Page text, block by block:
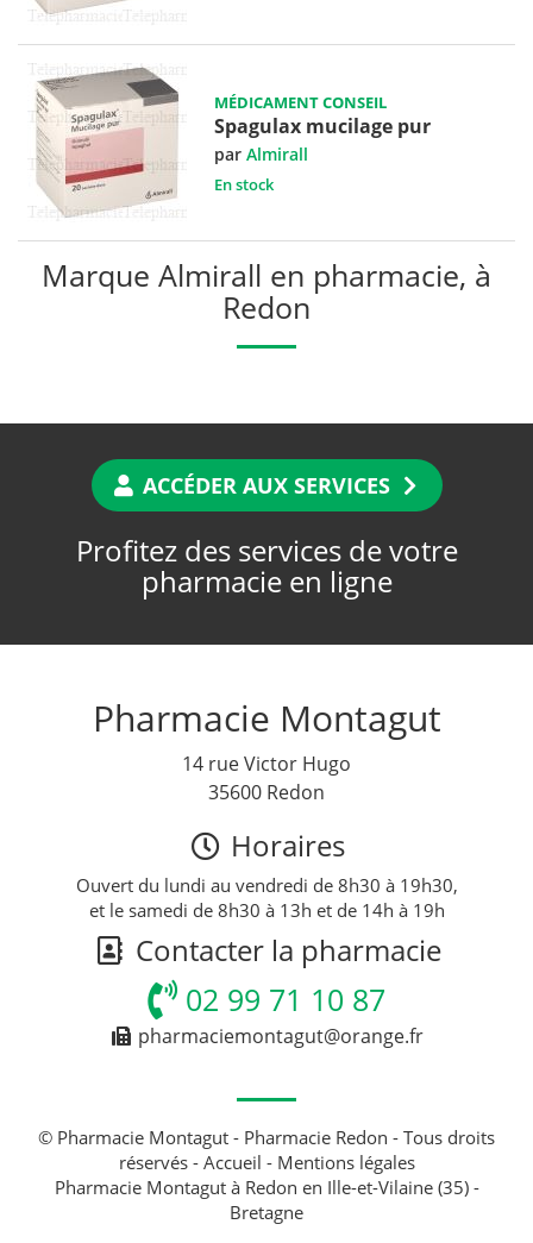
MÉDICAMENT CONSEIL
Spagulax mucilage pur
parAlmirall
En stock
Marque Almirall en pharmacie, à
Redon
ACCÉDER AUX SERVICES
Profitez des services de votre
pharmacie en ligne
Pharmacie Montagut
14 rue Victor Hugo
35600 Redon
Horaires
Ouvert du lundi au vendredi de 8h30 à 19h30,
et le samedi de 8h30 à 13h et de 14h à 19h
Contacter la pharmacie
02 99 71 10 87
pharmaciemontagut@orange.fr
© Pharmacie Montagut - Pharmacie Redon - Tous droits
réservés - Accueil - Mentions légales
Pharmacie Montagut à Redon en Ille-et-Vilaine (35) -
Bretagne